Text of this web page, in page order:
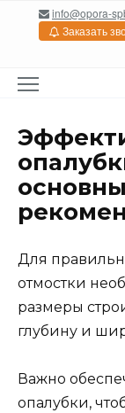
Перейтиinfo@opora-
Заказать
Для
отмостки
размеры
глубину и
Важно
опалубки,